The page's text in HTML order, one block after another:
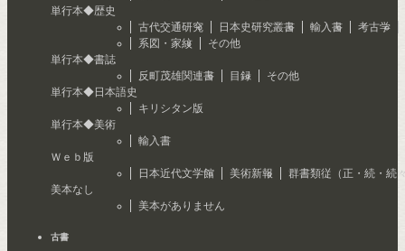
単行本◆歴史
古代交通研究
日本史研究叢書 輸入書
考古学
系図・家紋
その他
単行本◆書誌
反町茂雄関連書
目録
その他
単行本◆日本語史
キリシタン版
単行本◆美術
輸入書
Ｗｅｂ版
日本近代文学館
美術新報
群書類従（正・続・続
美本なし
美本がありません
古書